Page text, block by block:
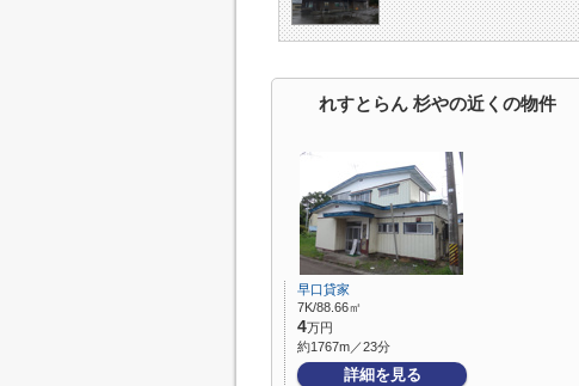
れすとらん 杉やの近くの物件
早口貸家
7K/88.66㎡
4万円
約1767m／23分
詳細を見る